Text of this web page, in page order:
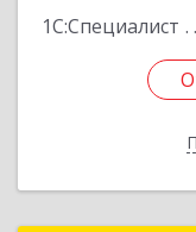
1С:Специалист